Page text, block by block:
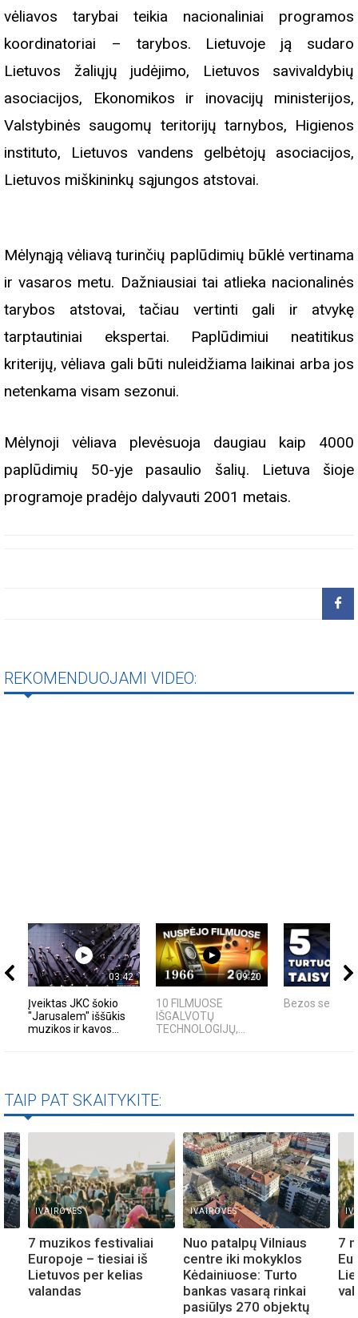
vėliavos tarybai teikia nacionaliniai programos
koordinatoriai – tarybos. Lietuvoje ją sudaro
Lietuvos žaliųjų judėjimo, Lietuvos savivaldybių
asociacijos, Ekonomikos ir inovacijų ministerijos,
Valstybinės saugomų teritorijų tarnybos, Higienos
instituto, Lietuvos vandens gelbėtojų asociacijos,
Lietuvos miškininkų sąjungos atstovai.
Mėlynąją vėliavą turinčių paplūdimių būklė vertinama
ir vasaros metu. Dažniausiai tai atlieka nacionalinės
tarybos atstovai, tačiau vertinti gali ir atvykę
tarptautiniai ekspertai. Paplūdimiui neatitikus
kriterijų, vėliava gali būti nuleidžiama laikinai arba jos
netenkama visam sezonui.
Mėlynoji vėliava plevėsuoja daugiau kaip 4000
paplūdimių 50-yje pasaulio šalių. Lietuva šioje
programoje pradėjo dalyvauti 2001 metais.
REKOMENDUOJAMI VIDEO:
03:42
Įveiktas JKC šokio
"Jarusalem" iššūkis
muzikos ir kavos...
09:20
10 FILMUOSE
IŠGALVOTŲ
TECHNOLOGIJŲ,...
Bezos secrets
TAIP PAT SKAITYKITE:
IVAIROVES
7 muzikos festivaliai
Europoje – tiesiai iš
Lietuvos per kelias
valandas
IVAIROVES
Nuo patalpų Vilniaus
centre iki mokyklos
Kėdainiuose: Turto
bankas vasarą rinkai
pasiūlys 270 objektų
7